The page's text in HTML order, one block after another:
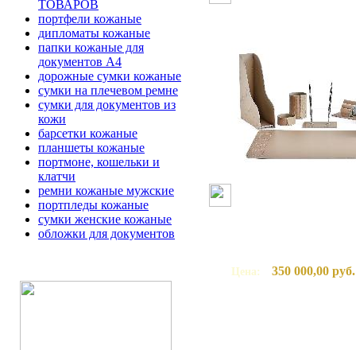
ТОВАРОВ
портфели кожаные
дипломаты кожаные
папки кожаные для
документов А4
дорожные сумки кожаные
сумки на плечевом ремне
сумки для документов из
кожи
барсетки кожаные
планшеты кожаные
портмоне, кошельки и
клатчи
ремни кожаные мужские
портпледы кожаные
сумки женские кожаные
обложки для документов
Цена: 350 000,00 руб.